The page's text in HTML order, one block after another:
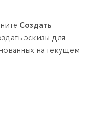
Создать
эскизы для
на текущем